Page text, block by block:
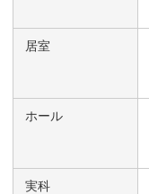
居室
ホール
実科